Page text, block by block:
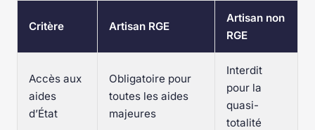
Critère Artisan RGE
Artisan non
RGE
Accès aux
aides
d’État
Obligatoire pour
toutes les aides
majeures
Interdit
pour la
quasi-
totalité